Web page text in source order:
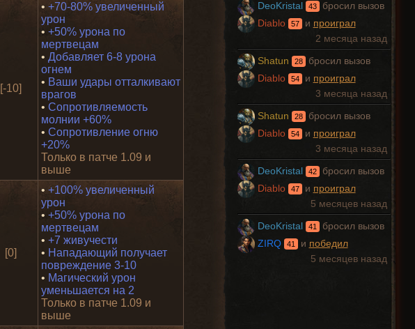
DeoKristal 43 бросил вызов
Diablo
57 и проиграл
2 месяца назад
Shatun 28 бросил вызов
Diablo
54 и проиграл
3 месяца назад
Shatun 28 бросил вызов
Diablo
54 и проиграл
3 месяца назад
DeoKristal 42 бросил вызов
Diablo
47 и проиграл
5 месяцев назад
DeoKristal 41 бросил вызов
ZIRQ
41 и победил
5 месяцев назад
[-10]
• +70-80% увеличенный
урон
• +50% урона по
мертвецам
• Добавляет 6-8 урона
огнем
• Ваши удары отталкивают
врагов
• Сопротивляемость
молнии +60%
• Сопротивление огню
+20%
Только в патче 1.09 и
выше
[0]
• +100% увеличенный
урон
• +50% урона по
мертвецам
• +7 живучести
• Нападающий получает
повреждение 3-10
• Магический урон
уменьшается на 2
Только в патче 1.09 и
выше